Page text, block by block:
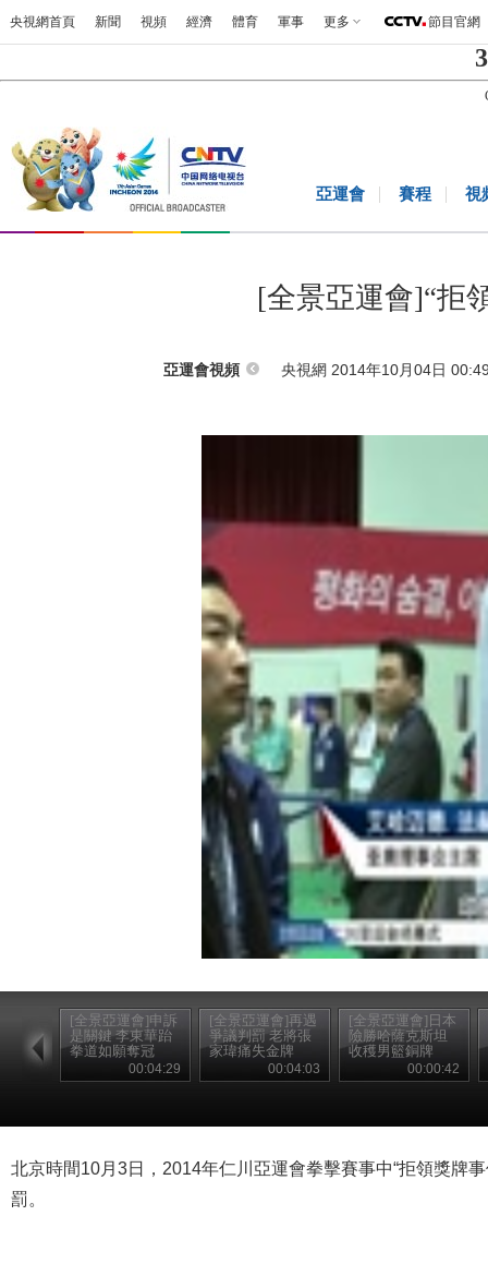
央視網首頁 新聞 視頻 經濟 體育 軍事 更多 節目官網
亞運會 賽程 視
[全景亞運會]“拒
亞運會視頻 央視網 2014年10月04日
[全景亞運會]申訴
是關鍵 李東華跆
拳道如願奪冠
00:04:29
[全景亞運會]再遇
爭議判罰 老將張
家瑋痛失金牌
00:04:03
[全景亞運會]日本
險勝哈薩克斯坦
收穫男籃銅牌
00:00:42
北京時間10月3日，2014年仁川亞運會拳擊賽事中“拒領獎牌
罰。